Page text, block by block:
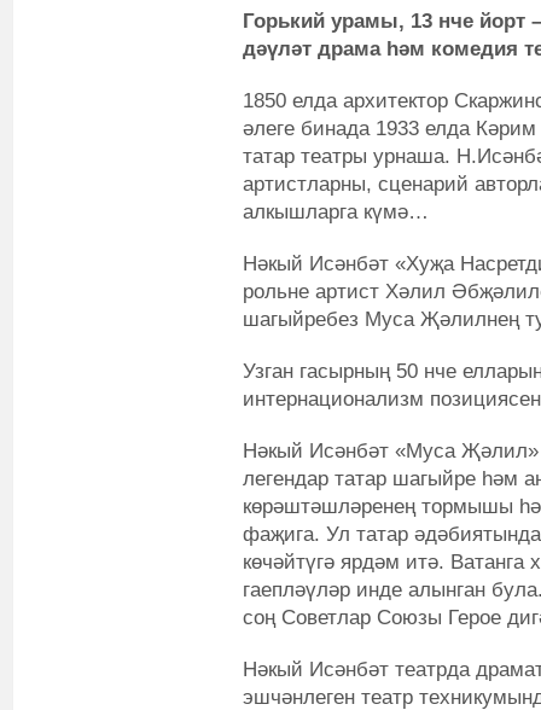
Горький урамы, 13 нче йорт
дәүләт драма һәм комедия
1850 елда архитектор
әлеге бинада 1933 елда
татар театры урнаша.
артистларны, сценарий
алкышларга күмә…
Нәкый Исәнбәт «Хуҗа
рольне артист Хәлил
шагыйребез Муса Җәлилнең
Узган гасырның 50 нче
интернационализм
Нәкый Исәнбәт «Муса Җәлил»
легендар татар шагыйре һәм
көрәштәшләренең тормышы
фаҗига. Ул татар
көчәйтүгә ярдәм итә.
гаепләүләр инде алынган
соң Советлар Союзы Герое
Нәкый Исәнбәт театрда
эшчәнлеген театр